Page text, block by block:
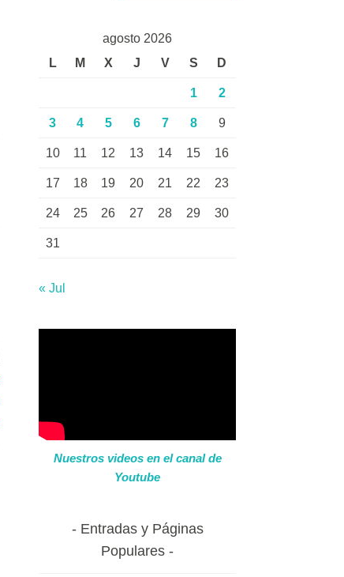
agosto 2026
L
M X J V S D
1 2
3 4 5 6 7 8 9
10 11 12 13 14 15 16
17 18 19 20 21 22 23
24 25 26 27 28 29 30
31
« Jul
Nuestros videos en el canal de
Youtube
Entradas y Páginas
Populares